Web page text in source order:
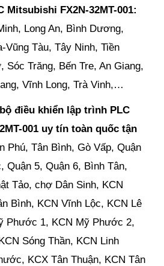
Mitsubishi FX2N-32MT-001:
Long An, Bình Dương,
Vũng Tàu, Tây Ninh, Tiền
Sóc Trăng, Bến Tre, An Giang,
Vĩnh Long, Trà Vinh,…
điều khiển lập trình PLC
001 uy tín toàn quốc tận
Phú, Tân Bình, Gò Vấp, Quận
Quận 5, Quận 6, Bình Tân,
Tảo, chợ Dân Sinh, KCN
Bình, KCN Vĩnh Lộc, KCN Lê
Phước 1, KCN Mỹ Phước 2,
Sóng Thần, KCN Linh
KCX Tân Thuận, KCN Tân